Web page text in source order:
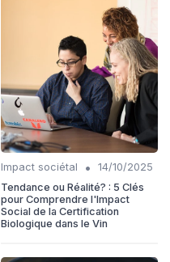
Impact sociétal •
14/10/2025
Tendance ou Réalité? : 5 Clés
pour Comprendre l'Impact
Social de la Certification
Biologique dans le Vin